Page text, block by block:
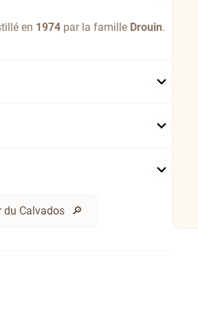
en 1974 par la famille Drouin.
du Calvados